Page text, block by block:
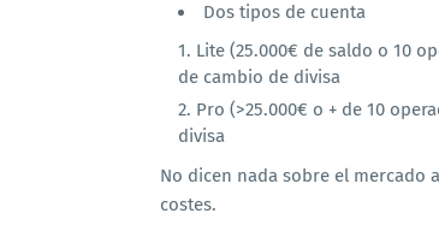
Dos tipos de cuenta
Lite (25.000€ de saldo o 10
de cambio de divisa
Pro (>25.000€ o + de 10
divisa
No dicen nada sobre el mercado
costes.